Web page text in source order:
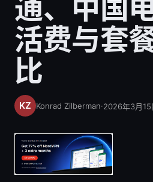
通、中国
活费与套
比
Konrad Zilberman·2026年3月15